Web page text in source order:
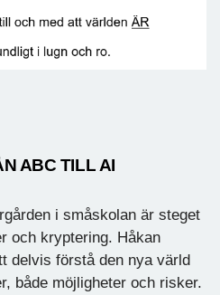
ABC TILL AI
i småskolan är steget
och kryptering. Håkan
delvis förstå den nya värld
både möjligheter och risker.